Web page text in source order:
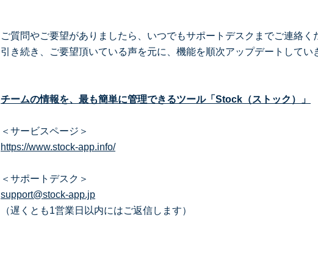
ご質問やご要望がありましたら、いつでもサポートデスクまでご連絡く
引き続き、ご要望頂いている声を元に、機能を順次アップデートしてい
チームの情報を、最も簡単に管理できるツール「Stock（ストック）」
＜サービスページ＞
https://www.stock-app.info/
＜サポートデスク＞
support@stock-app.jp
（遅くとも1営業日以内にはご返信します）